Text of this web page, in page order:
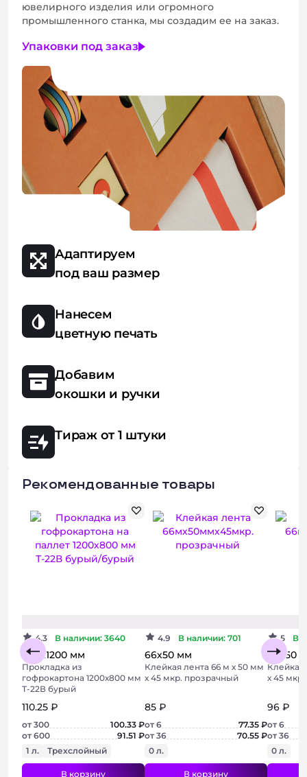
ювелирного изделия или огромного
промышленного станка, мы создадим ее на заказ.
Упаковки под заказ
Адаптируем
под ваш размер
Нанесем
цветную печать
Добавим
окошки и ручки
Тираж от 1 штуки
Рекомендованные товары
4.3 В наличии: 3640
800х1200 мм
Прокладка из
гофрокартона 1200х800 мм
Т-22В бурый
110.25 ₽
от 300
100.33 ₽
от 600
91.51 ₽
1 л.
Трехслойный
В корзину
4.9 В наличии: 701
66х50 мм
Клейкая лента 66 м х 50 мм
х 45 мкр. прозрачный
85 ₽
от 6
77.35 ₽
от 36
70.55 ₽
0 л.
В корзину
5 В
66х50
Клейкая
х 45
96 ₽
от 6
от 36
0 л.